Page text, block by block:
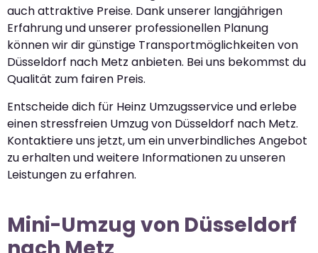
auch attraktive Preise. Dank unserer langjährigen
Erfahrung und unserer professionellen Planung
können wir dir günstige Transportmöglichkeiten von
Düsseldorf nach Metz anbieten. Bei uns bekommst du
Qualität zum fairen Preis.
Entscheide dich für Heinz Umzugsservice und erlebe
einen stressfreien Umzug von Düsseldorf nach Metz.
Kontaktiere uns jetzt, um ein unverbindliches Angebot
zu erhalten und weitere Informationen zu unseren
Leistungen zu erfahren.
Mini-Umzug von Düsseldorf